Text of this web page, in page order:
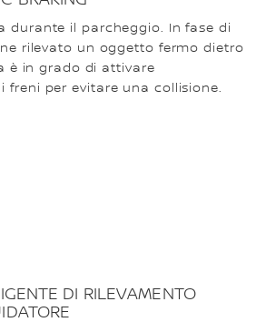
durante il parcheggio. In fase di
rilevato un oggetto fermo dietro
è in grado di attivare
freni per evitare una collisione.
DI RILEVAMENTO